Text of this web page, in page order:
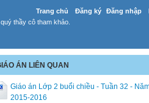
Trang chủ Đăng ký Đăng nhập
thầy cô tham khảo.
ÁN LIÊN QUAN
Giáo án Lớp 2 buổi chiều - Tuần 32 -
2015-2016